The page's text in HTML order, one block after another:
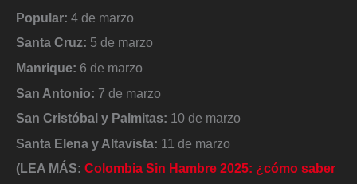
Popular: 4 de marzo
Santa Cruz: 5 de marzo
Manrique: 6 de marzo
San Antonio: 7 de marzo
San Cristóbal y Palmitas: 10 de marzo
Santa Elena y Altavista: 11 de marzo
(LEA MÁS: Colombia Sin Hambre 2025: ¿cómo saber